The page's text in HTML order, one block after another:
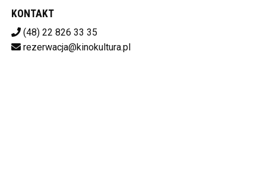
KONTAKT
(48) 22 826 33 35
rezerwacja@kinokultura.pl